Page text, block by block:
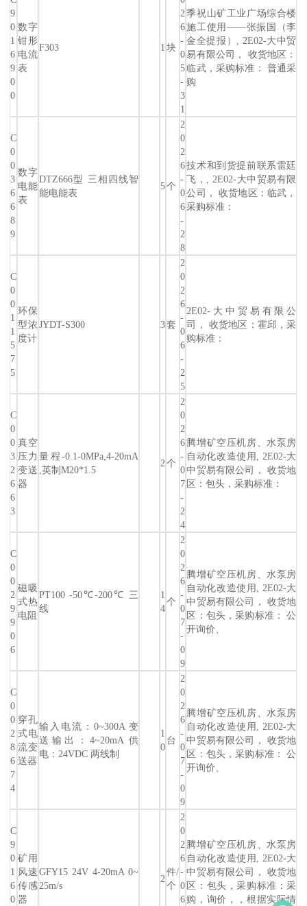
9
0
1
6
9
0
0
数字
钳形
电流
表
F303 1 块
2
6
-
0
5
-
3
1
季祝山矿工业广场综合楼
施工使用——张振国（李
金全提报）, 2E02-大中贸
易有限公司， 收货地区：
临武，采购标准： 普通采
购
C
0
0
3
6
6
8
9
数字
电能
表
DTZ666型 三相四线智
能电能表
5个
2
0
2
6
-
0
6
-
2
8
技术和到货提前联系雷廷
飞，, 2E02-大中贸易有限
公司， 收货地区：临武，
采购标准：
C
0
0
1
1
5
7
5
环保
型浓
度计
JYDT-S300 3套
2
0
2
6
-
0
6
-
2
5
2E02-大中贸易有限公
司， 收货地区：霍邱，采
购标准：
C
0
0
3
2
6
6
3
真空
压力
变送
器
量程-0.1-0MPa,4-20mA
,英制M20*1.5
2个
2
0
2
6
-
0
7
-
2
4
腾增矿空压机房、水泵房
自动化改造使用, 2E02-大
中贸易有限公司， 收货地
区：包头，采购标准：
C
0
0
2
9
9
0
6
磁吸
式热
电阻
PT100 -50℃-200℃ 三
线
1
4
个
2
0
2
6
-
0
7
-
0
9
腾增矿空压机房、水泵房
自动化改造使用, 2E02-大
中贸易有限公司， 收货地
区：包头，采购标准： 公
开询价、
C
0
0
2
8
6
7
4
穿孔
式电
流变
送器
输入电流：0~300A 变
送输出：4~20mA 供
电：24VDC 两线制
1
0
台
2
0
2
6
-
0
7
-
0
9
腾增矿空压机房、水泵房
自动化改造使用, 2E02-大
中贸易有限公司， 收货地
区：包头，采购标准： 公
开询价、
C
9
0
1
6
0
矿用
风速
传感
器
GFY15 24V 4-20mA 0~
25m/s
2
件/
个
2
0
2
6
-
0
6
腾增矿空压机房、水泵房
自动化改造使用, 2E02-大
中贸易有限公司， 收货地
区：包头，采购标准：采
购，询价，，根据实际情